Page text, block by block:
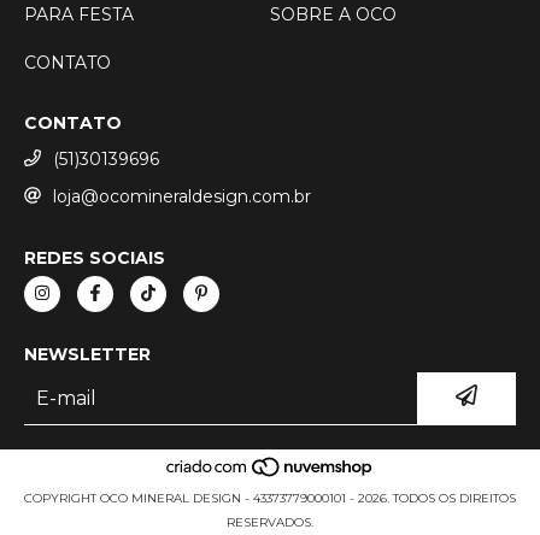
PARA FESTA SOBRE A OCO
CONTATO
CONTATO
(51)30139696
loja@ocomineraldesign.com.br
REDES SOCIAIS
NEWSLETTER
COPYRIGHT OCO MINERAL DESIGN - 43373779000101 - 2026. TODOS OS DIREITOS
RESERVADOS.